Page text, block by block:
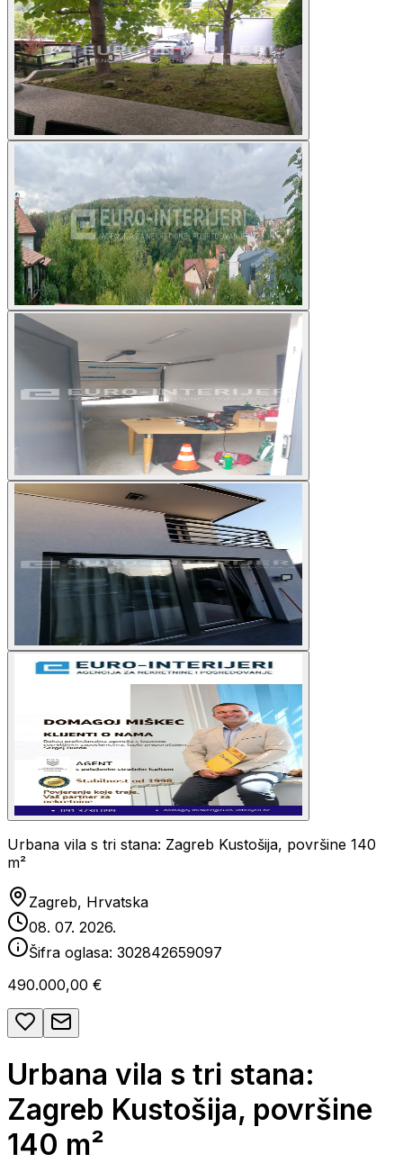
Urbana vila s tri stana: Zagreb Kustošija, površine 140
m²
Zagreb, Hrvatska
08. 07. 2026.
Šifra oglasa: 302842659097
490.000,00 €
Urbana vila s tri stana:
Zagreb Kustošija, površine
140 m²